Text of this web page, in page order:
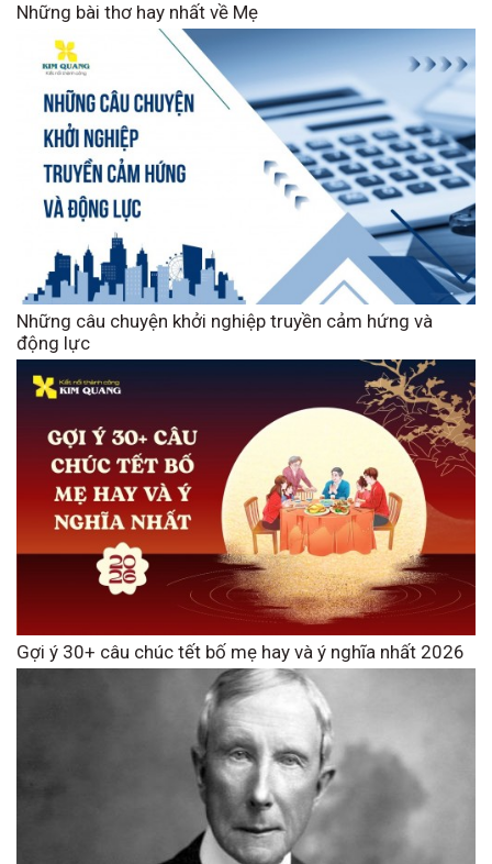
Những bài thơ hay nhất về Mẹ
Những câu chuyện khởi nghiệp truyền cảm hứng và
động lực
Gợi ý 30+ câu chúc tết bố mẹ hay và ý nghĩa nhất 2026